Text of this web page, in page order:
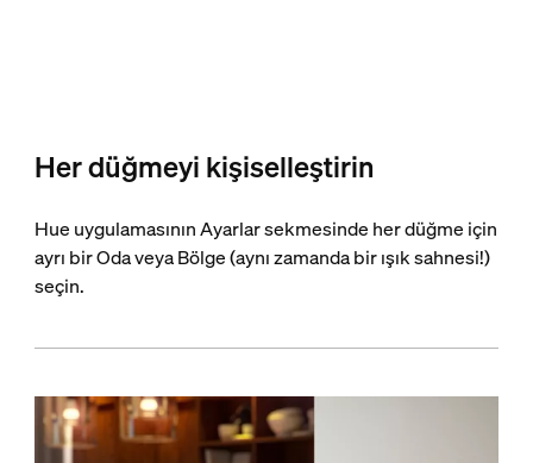
Her düğmeyi kişiselleştirin
Hue uygulamasının Ayarlar sekmesinde her düğme için
ayrı bir Oda veya Bölge (aynı zamanda bir ışık sahnesi!)
seçin.​